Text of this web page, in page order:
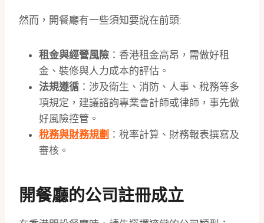
然而，開餐廳有一些須知要說在前頭:
租金與經營風險 ：香港租金高昂，需做好租
金、裝修與人力成本的評估。
法規遵循 ：涉及衛生、消防、人事、稅務等多
項規定，建議諮詢專業會計師或律師，事先做
好風險控管。
稅務與財務規劃 ：稅率計算、財務報表撰寫及
審核。
開餐廳的公司註冊成立